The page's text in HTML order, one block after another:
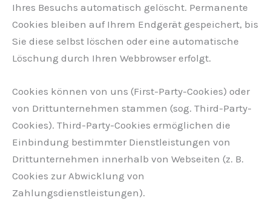
Ihres Besuchs automatisch gelöscht. Permanente
Cookies bleiben auf Ihrem Endgerät gespeichert, bis
Sie diese selbst löschen oder eine automatische
Löschung durch Ihren Webbrowser erfolgt.
Cookies können von uns (First-Party-Cookies) oder
von Drittunternehmen stammen (sog. Third-Party-
Cookies). Third-Party-Cookies ermöglichen die
Einbindung bestimmter Dienstleistungen von
Drittunternehmen innerhalb von Webseiten (z. B.
Cookies zur Abwicklung von
Zahlungsdienstleistungen).